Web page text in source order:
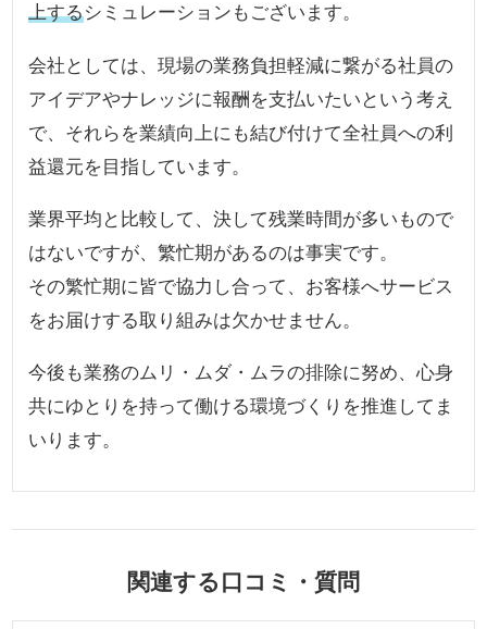
上するシミュレーションもございます。
会社としては、現場の業務負担軽減に繋がる社員の
アイデアやナレッジに報酬を支払いたいという考え
で、それらを業績向上にも結び付けて全社員への利
益還元を目指しています。
業界平均と比較して、決して残業時間が多いもので
はないですが、繁忙期があるのは事実です。
その繁忙期に皆で協力し合って、お客様へサービス
をお届けする取り組みは欠かせません。
今後も業務のムリ・ムダ・ムラの排除に努め、心身
共にゆとりを持って働ける環境づくりを推進してま
いります。
関連する口コミ・質問